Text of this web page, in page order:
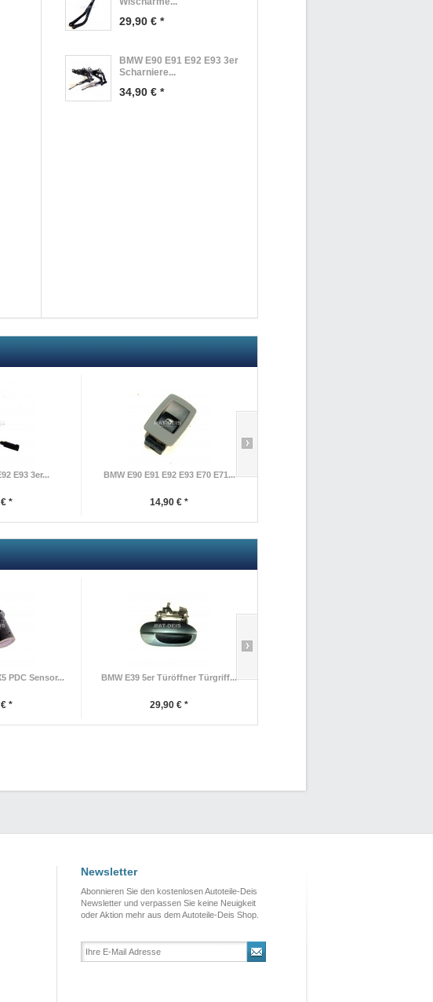
29,90 € *
BMW E90 E91 E92 E93 3er
Scharniere...
34,90 € *
E93 3er...
*
BMW E90 E91 E92 E93 E70 E71...
14,90 € *
PDC Sensor...
*
BMW E39 5er Türöffner Türgriff...
29,90 € *
Newsletter
Abonnieren Sie den kostenlosen Autoteile-Deis
Newsletter und verpassen Sie keine Neuigkeit
oder Aktion mehr aus dem Autoteile-Deis Shop.